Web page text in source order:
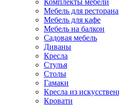
Комплекты мебели
Мебель для ресторана
Мебель для кафе
Мебель на балкон
Садовая мебель
Диваны
Кресла
Стулья
Столы
Гамаки
Кресла из
Кровати